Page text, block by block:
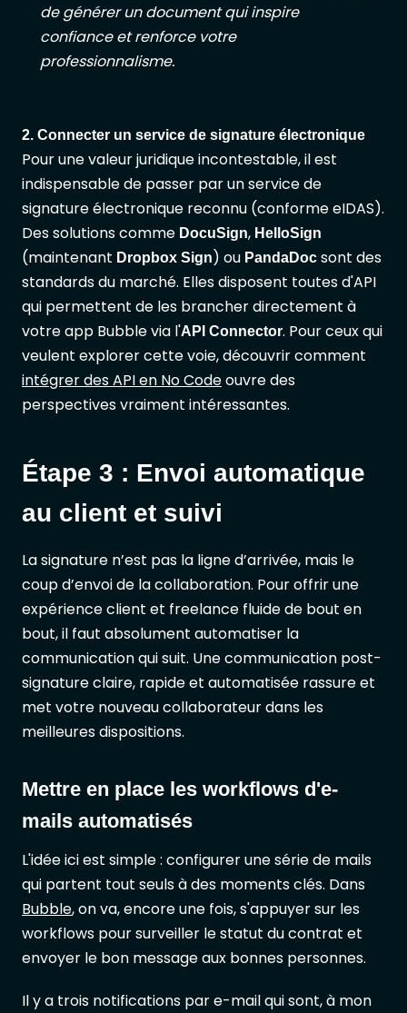
de générer un document qui inspire
confiance et renforce votre
professionnalisme.
2. Connecter un service de signature électronique
Pour une valeur juridique incontestable, il est
indispensable de passer par un service de
signature électronique reconnu (conforme eIDAS).
Des solutions comme DocuSign, HelloSign
(maintenant Dropbox Sign) ou PandaDoc sont des
standards du marché. Elles disposent toutes d'API
qui permettent de les brancher directement à
votre app Bubble via l'API Connector. Pour ceux qui
veulent explorer cette voie, découvrir comment
intégrer des API en No Codeouvre des
perspectives vraiment intéressantes.
Étape 3 : Envoi automatique
au client et suivi
La signature n’est pas la ligne d’arrivée, mais le
coup d’envoi de la collaboration. Pour offrir une
expérience client et freelance fluide de bout en
bout, il faut absolument automatiser la
communication qui suit. Une communication post-
signature claire, rapide et automatisée rassure et
met votre nouveau collaborateur dans les
meilleures dispositions.
Mettre en place les workflows d'e-
mails automatisés
L'idée ici est simple : configurer une série de mails
qui partent tout seuls à des moments clés. Dans
Bubble, on va, encore une fois, s'appuyer sur les
workflows pour surveiller le statut du contrat et
envoyer le bon message aux bonnes personnes.
Il y a trois notifications par e-mail qui sont, à mon